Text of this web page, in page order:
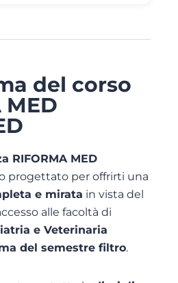
del corso
MED
RIFORMA MED
progettato per offrirti una
e mirata in vista del
alle facoltà di
e Veterinaria
del semestre filtro.